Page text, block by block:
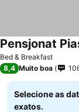
Bed & Breakfast
Pensjonat
8,4 Muito boa
Selecione as
exatos.